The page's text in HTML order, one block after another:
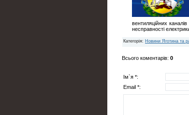
вентиляційних
несправності
Категорія: Новини Яготина та
Всього коментарів: 0
Ім`я *:
Email *: